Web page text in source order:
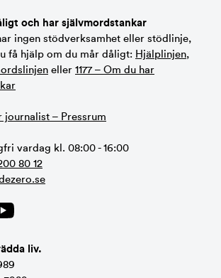
och har självmordstankar
ingen stödverksamhet eller stödlinje,
få hjälp om du mår dåligt: Hjälplinjen,
eller 1177 – Om du har
journalist – Pressrum
vardag kl. 08:00 - 16:00
80 12
liv.